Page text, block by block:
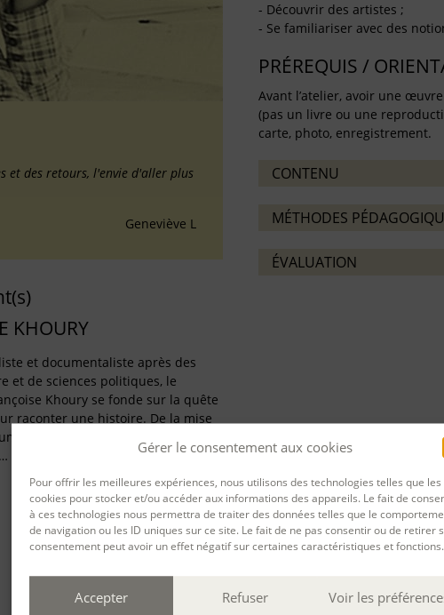
Gérer le consentement aux cookies
Pour offrir les meilleures expériences, nous utilisons des technologies telles que les
cookies pour stocker et/ou accéder aux informations des appareils. Le fait de
à ces technologies nous permettra de traiter des données telles que le
de navigation ou les ID uniques sur ce site. Le fait de ne pas consentir ou de retirer
consentement peut avoir un effet négatif sur certaines caractéristiques et fonctions.
Accepter Refuser Voir les
et des retours, l'envie d'aller plus
Geneviève L
KHOURY
et documentaliste après des
et de sciences politiques, le
Khoury se fonde sur la quête
raconter une histoire. De la mise
historiques elle s’est
PARTAGER
Dernière mise à jour : 05/06/2026
- Découvrir des artistes ;
- Se familiariser avec des
PRÉREQUIS /
Avant l’atelier, avoir une
(pas un livre ou une
carte, photo, enregistrement.
CONTENU
MÉTHODES
ÉVALUATION